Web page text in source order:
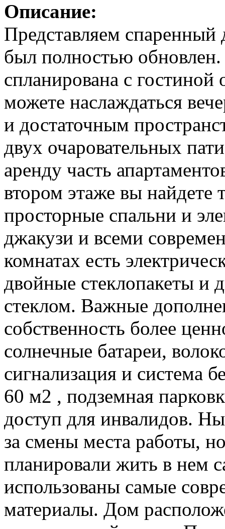
Описание:
Представляем
был полностью
спланирована с
можете наслаждаться
и достаточным
двух очаровательных
аренду часть
втором этаже вы найдете
просторные спальни и
джакузи и всеми
комнатах есть
двойные стеклопакеты и
стеклом. Важные
собственность более
солнечные батареи,
сигнализация и система
60 м2 , подземная
доступ для инвалидов.
за смены места работы,
планировали жить в нем
использованы самые
материалы. Дом